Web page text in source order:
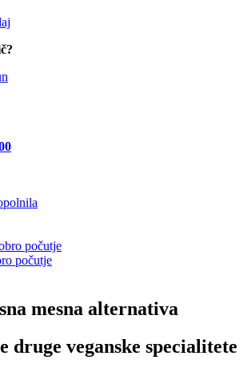
počutje
počutje
mesna alternativa
druge veganske specialitete